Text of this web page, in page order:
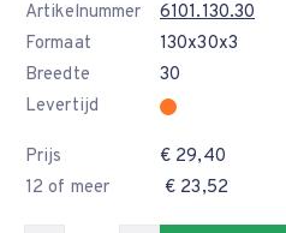
Artikelnummer
6101.130.30
Formaat
130x30x3
Breedte
30
Levertijd
Prijs
€ 29,40
12 of meer
€ 23,52